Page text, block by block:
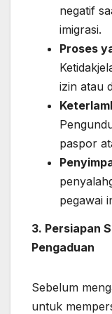
negatif
imigrasi.
Proses
izin atau
paspor
pegawai
3. Persiapan
Pengaduan
Sebelum
untuk